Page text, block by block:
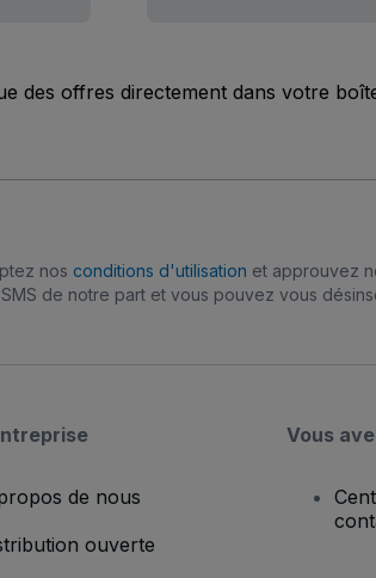
des offres directement dans votre
nos conditions d'utilisation et approuvez
SMS de notre part et vous pouvez vous
de nous
ouverte
Vous